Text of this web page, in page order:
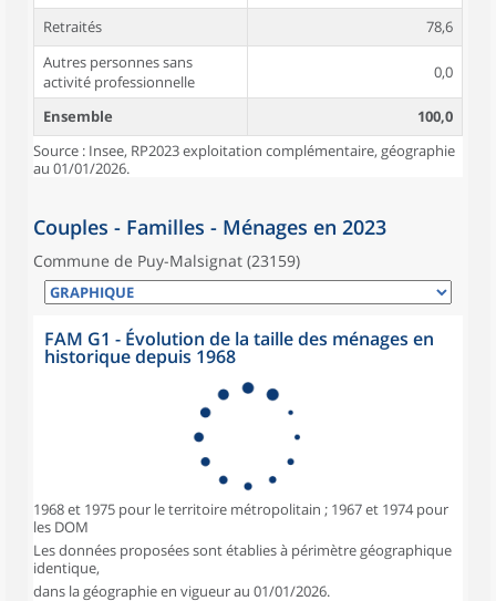
Retraités
78,6
Autres personnes sans
activité professionnelle
0,0
Ensemble
100,0
Source : Insee, RP2023 exploitation complémentaire, géographie
au 01/01/2026.
Couples - Familles - Ménages en 2023
Commune de Puy-Malsignat (23159)
FAM G1 - Évolution de la taille des ménages en
historique depuis 1968
1968 et 1975 pour le territoire métropolitain ; 1967 et 1974 pour
les DOM
Les données proposées sont établies à périmètre géographique
identique,
dans la géographie en vigueur au 01/01/2026.